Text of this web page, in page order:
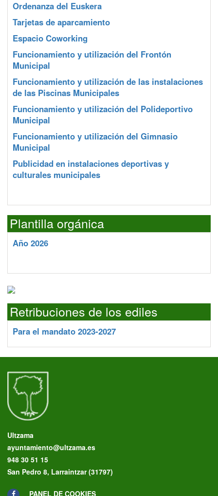
Ordenanza del Euskera
Tarjetas de aparcamiento
Espacio Coworking
Funcionamiento y utilización del Frontón
Municipal
Funcionamiento y utilización de las instalaciones
de las Piscinas Municipales
Funcionamiento y utilización del Polideportivo
Municipal
Funcionamiento y utilización del Gimnasio
Municipal
Publicidad en instalaciones deportivas y
culturales municipales
Plantilla orgánica
Año 2026
Retribuciones de los ediles
Para el mandato 2023-2027
Ultzama
ayuntamiento@ultzama.es
948 30 51 15
San Pedro 8, Larraintzar (31797)
PANEL DE COOKIES